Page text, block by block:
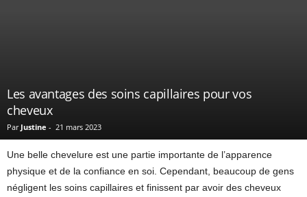
Les avantages des soins capillaires pour vos
cheveux
Par Justine - 21 mars 2023
Une belle chevelure est une partie importante de l’apparence
physique et de la confiance en soi. Cependant, beaucoup de gens
négligent les soins capillaires et finissent par avoir des cheveux